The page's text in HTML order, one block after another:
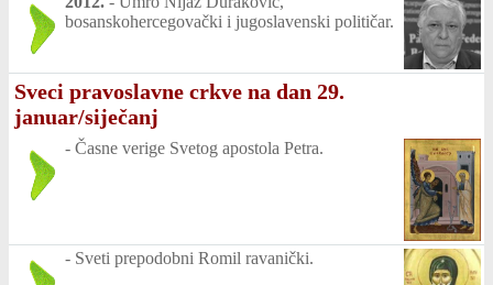
bosanskohercegovački i jugoslavenski političar.
Sveci pravoslavne crkve na dan 29.
januar/siječanj
- Časne verige Svetog apostola Petra.
- Sveti prepodobni Romil ravanički.